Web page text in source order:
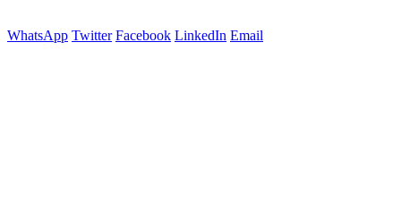
WhatsApp Twitter Facebook LinkedIn Email